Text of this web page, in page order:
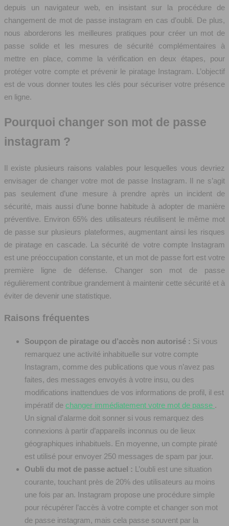
depuis un navigateur web, en insistant sur la procédure de
changement de mot de passe instagram en cas d’oubli. De plus,
nous aborderons les meilleures pratiques pour créer un mot de
passe solide et les mesures de sécurité complémentaires à
mettre en place, comme la vérification en deux étapes, pour
protéger votre compte et prévenir le piratage Instagram. L’objectif
est de vous donner toutes les clés pour sécuriser votre présence
en ligne.
Pourquoi changer son mot de passe
instagram ?
Il existe plusieurs raisons valables pour lesquelles vous devriez
envisager de changer votre mot de passe Instagram. Il ne s’agit
pas seulement d’une mesure à prendre après un incident de
sécurité, mais aussi d’une bonne habitude à adopter de manière
préventive. Environ 65% des utilisateurs réutilisent le même mot
de passe sur plusieurs plateformes, augmentant ainsi les risques
de piratage en cascade. La sécurité de votre compte Instagram
est une préoccupation constante, et un mot de passe fort est votre
première ligne de défense. Changer son mot de passe
régulièrement contribue grandement à maintenir cette sécurité et à
éviter de devenir une statistique.
Raisons fréquentes
Soupçon de piratage ou d’accès non autorisé : Si vous
remarquez une activité inhabituelle sur votre compte
Instagram, comme des publications que vous n’avez pas
faites, des messages envoyés à votre insu, ou des
modifications inattendues de vos informations de profil, il est
impératif de changer immédiatement votre mot de passe .
Un signal d’alarme doit sonner si vous remarquez des
connexions à partir d’appareils inconnus ou de lieux
géographiques inhabituels. En moyenne, un compte piraté
est utilisé pour envoyer 250 messages de spam par jour.
Oubli du mot de passe actuel : L’oubli est une situation
courante, touchant près de 20% des utilisateurs au moins
une fois par an. Instagram propose une procédure simple
pour récupérer l’accès à votre compte et changer son mot
de passe instagram, mais cela passe souvent par la